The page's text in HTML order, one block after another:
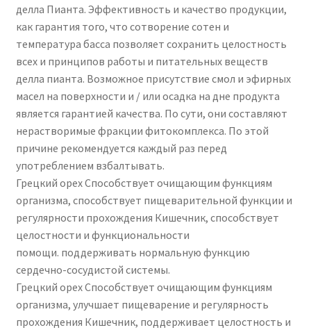
делла Пианта. Эффективность и качество продукции,
как гарантия того, что сотворение сотен и
температура басса позволяет сохранить целостность
всех и принципов работы и питательных веществ
делла пианта. Возможное присутствие смол и эфирных
масел на поверхности и / или осадка на дне продукта
является гарантией качества. По сути, они составляют
нерастворимые фракции фитокомплекса. По этой
причине рекомендуется каждый раз перед
употреблением взбалтывать.
Грецкий орех Способствует очищающим функциям
организма, способствует пищеварительной функции и
регулярности прохождения Кишечник, способствует
целостности и функциональности
помощи. поддерживать нормальную функцию
сердечно-сосудистой системы.
Грецкий орех Способствует очищающим функциям
организма, улучшает пищеварение и регулярность
прохождения Кишечник, поддерживает целостность и